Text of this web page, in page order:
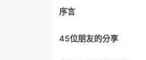
序言
另類的健康食譜
45位朋友的分享